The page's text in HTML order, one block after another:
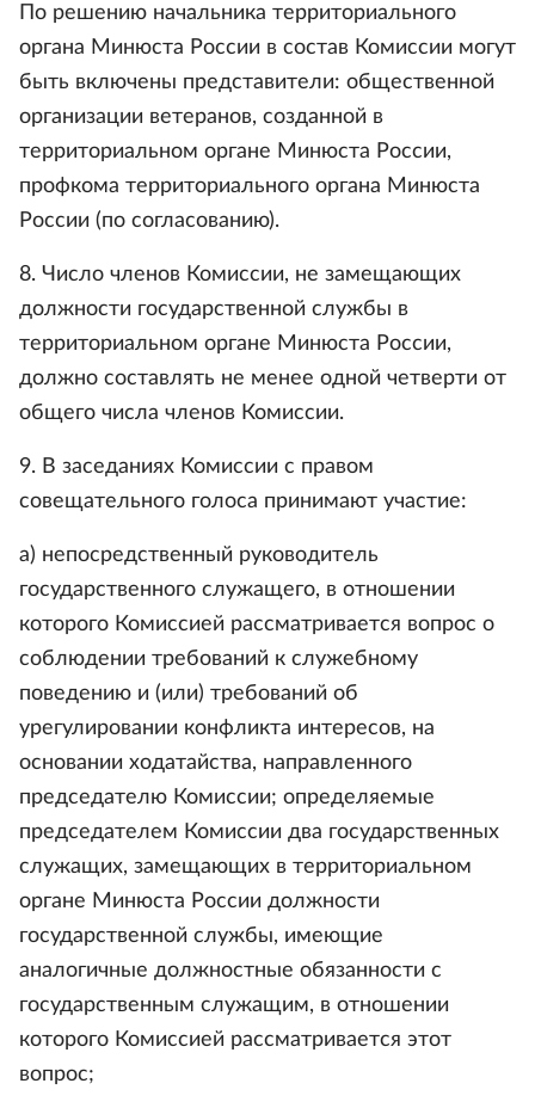
По решению начальника территориального
органа Минюста России в состав Комиссии могут
быть включены представители: общественной
организации ветеранов, созданной в
территориальном органе Минюста России,
профкома территориального органа Минюста
России (по согласованию).
8. Число членов Комиссии, не замещающих
должности государственной службы в
территориальном органе Минюста России,
должно составлять не менее одной четверти от
общего числа членов Комиссии.
9. В заседаниях Комиссии с правом
совещательного голоса принимают участие:
а) непосредственный руководитель
государственного служащего, в отношении
которого Комиссией рассматривается вопрос о
соблюдении требований к служебному
поведению и (или) требований об
урегулировании конфликта интересов, на
основании ходатайства, направленного
председателю Комиссии; определяемые
председателем Комиссии два государственных
служащих, замещающих в территориальном
органе Минюста России должности
государственной службы, имеющие
аналогичные должностные обязанности с
государственным служащим, в отношении
которого Комиссией рассматривается этот
вопрос;